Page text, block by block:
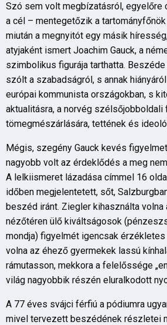
Szó sem volt megbízatásról, egyelőre
a cél – mentegetőzik a
miután a megnyitót egy másik
atyjaként ismert Joachim Gauck, a
szimbolikus figurája tarthatta.
szólt a szabadságról, s annak
európai kommunista országokban, s
aktualitásra, a norvég szélsőjobboldali
tömegmészárlására, tettének és
Mégis, szegény Gauck kevés
nagyobb volt az érdeklődés a meg
A lelkiismeret lázadása címmel 16
időben megjelentetett, sőt,
beszéd iránt. Ziegler kihasználta volna
nézőtéren ülő kiváltságosok
mondja) figyelmét igencsak
volna az éhező gyermekek lassú
rámutasson, mekkora a felelőssége
világ nagyobbik részén eluralkodott
A 77 éves svájci férfiú a pódiumra
mivel tervezett beszédének részletei